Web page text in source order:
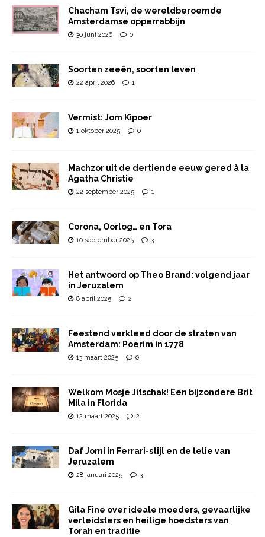
Chacham Tsvi, de wereldberoemde
Amsterdamse opperrabbijn
30 juni 2026 0
Soorten zeeën, soorten leven
22 april 2026 1
Vermist: Jom Kipoer
1 oktober 2025 0
Machzor uit de dertiende eeuw gered à la
Agatha Christie
22 september 2025 1
Corona, Oorlog… en Tora
10 september 2025 3
Het antwoord op Theo Brand: volgend jaar
in Jeruzalem
8 april 2025 2
Feestend verkleed door de straten van
Amsterdam: Poerim in 1778
13 maart 2025 0
Welkom Mosje Jitschak! Een bijzondere Brit
Mila in Florida
12 maart 2025 2
Daf Jomi in Ferrari-stijl en de lelie van
Jeruzalem
28 januari 2025 3
Gila Fine over ideale moeders, gevaarlijke
verleidsters en heilige hoedsters van
Torah en traditie